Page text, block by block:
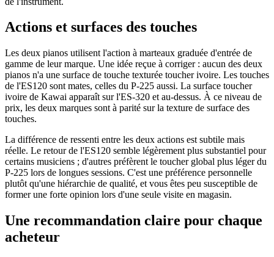
Actions et surfaces des touches
Les deux pianos utilisent l'action à marteaux graduée d'entrée de
gamme de leur marque. Une idée reçue à corriger : aucun des deux
pianos n'a une surface de touche texturée toucher ivoire. Les touches
de l'ES120 sont mates, celles du P-225 aussi. La surface toucher
ivoire de Kawai apparaît sur l'ES-320 et au-dessus. À ce niveau de
prix, les deux marques sont à parité sur la texture de surface des
touches.
La différence de ressenti entre les deux actions est subtile mais
réelle. Le retour de l'ES120 semble légèrement plus substantiel pour
certains musiciens ; d'autres préfèrent le toucher global plus léger du
P-225 lors de longues sessions. C'est une préférence personnelle
plutôt qu'une hiérarchie de qualité, et vous êtes peu susceptible de
former une forte opinion lors d'une seule visite en magasin.
Une recommandation claire pour chaque
acheteur